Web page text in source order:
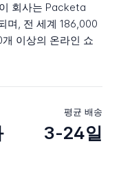
회사는 Packeta
며, 전 세계 186,000
이상의 온라인 쇼
평균 배송
3-24일